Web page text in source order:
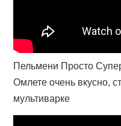
Пельмени Просто
Омлете очень вкусно,
мультиварке